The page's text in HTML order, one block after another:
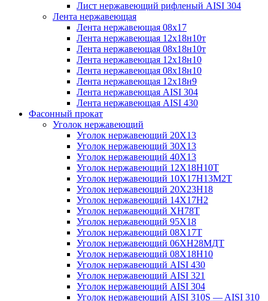
Лист нержавеющий рифленый AISI 304
Лента нержавеющая
Лента нержавеющая 08х17
Лента нержавеющая 12х18н10т
Лента нержавеющая 08х18н10т
Лента нержавеющая 12х18н10
Лента нержавеющая 08х18н10
Лента нержавеющая 12х18н9
Лента нержавеющая AISI 304
Лента нержавеющая AISI 430
Фасонный прокат
Уголок нержавеющий
Уголок нержавеющий 20Х13
Уголок нержавеющий 30Х13
Уголок нержавеющий 40Х13
Уголок нержавеющий 12Х18Н10Т
Уголок нержавеющий 10Х17Н13М2T
Уголок нержавеющий 20Х23Н18
Уголок нержавеющий 14Х17Н2
Уголок нержавеющий ХН78Т
Уголок нержавеющий 95Х18
Уголок нержавеющий 08Х17Т
Уголок нержавеющий 06ХН28МДТ
Уголок нержавеющий 08Х18Н10
Уголок нержавеющий AISI 430
Уголок нержавеющий AISI 321
Уголок нержавеющий AISI 304
Уголок нержавеющий AISI 310S — AISI 310